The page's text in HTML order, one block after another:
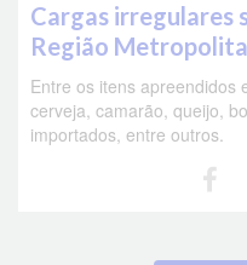
Cargas irregulares
Região
Entre os itens apreendidos
cerveja, camarão, queijo,
importados, entre outros.